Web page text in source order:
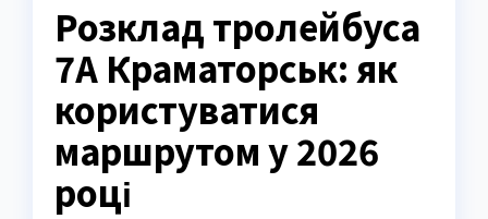
Розклад тролейбуса
7А Краматорськ: як
користуватися
маршрутом у 2026
році